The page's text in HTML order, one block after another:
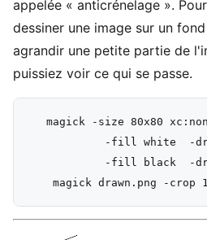
appelée « anticrénelage ».
dessiner une image sur un
agrandir une petite partie de
puissiez voir ce qui se passe.
magick -size 80x80
-fill white  -
-fill black  -